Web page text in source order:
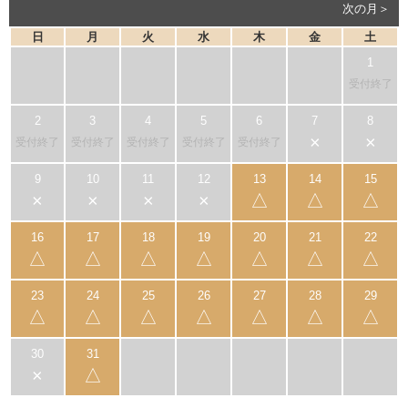
次の月＞
日 月 火 水 木 金 土
受付終了
受付終了 受付終了 受付終了 受付終了 受付終了 × ×
× × × × △ △ △
△ △ △ △ △ △ △
△ △ △ △ △ △ △
× △